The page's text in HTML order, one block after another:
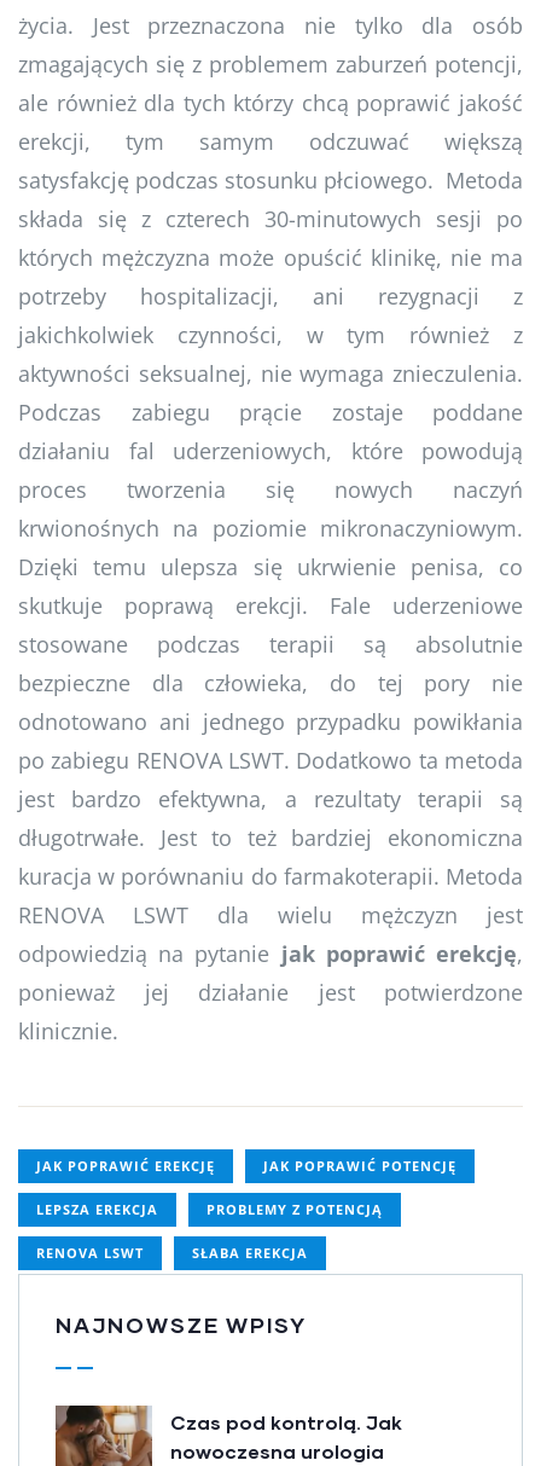
życia. Jest przeznaczona nie tylko dla osób
zmagających się z problemem zaburzeń potencji,
ale również dla tych którzy chcą poprawić jakość
erekcji, tym samym odczuwać większą
satysfakcję podczas stosunku płciowego. Metoda
składa się z czterech 30-minutowych sesji po
których mężczyzna może opuścić klinikę, nie ma
potrzeby hospitalizacji, ani rezygnacji z
jakichkolwiek czynności, w tym również z
aktywności seksualnej, nie wymaga znieczulenia.
Podczas zabiegu prącie zostaje poddane
działaniu fal uderzeniowych, które powodują
proces tworzenia się nowych naczyń
krwionośnych na poziomie mikronaczyniowym.
Dzięki temu ulepsza się ukrwienie penisa, co
skutkuje poprawą erekcji. Fale uderzeniowe
stosowane podczas terapii są absolutnie
bezpieczne dla człowieka, do tej pory nie
odnotowano ani jednego przypadku powikłania
po zabiegu RENOVA LSWT. Dodatkowo ta metoda
jest bardzo efektywna, a rezultaty terapii są
długotrwałe. Jest to też bardziej ekonomiczna
kuracja w porównaniu do farmakoterapii. Metoda
RENOVA LSWT dla wielu mężczyzn jest
odpowiedzią na pytanie jak poprawić erekcję,
ponieważ jej działanie jest potwierdzone
klinicznie.
JAK POPRAWIĆ EREKCJĘ JAK POPRAWIĆ POTENCJĘ
LEPSZA EREKCJA PROBLEMY Z POTENCJĄ
RENOVA LSWT SŁABA EREKCJA
NAJNOWSZE WPISY
Czas pod kontrolą. Jak
nowoczesna urologia